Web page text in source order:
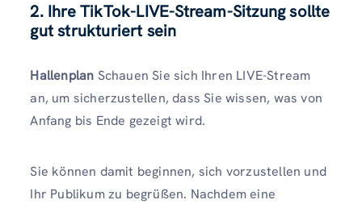
2. Ihre TikTok-LIVE-Stream-Sitzung sollte
gut strukturiert sein
Hallenplan Schauen Sie sich Ihren LIVE-Stream
an, um sicherzustellen, dass Sie wissen, was von
Anfang bis Ende gezeigt wird.
Sie können damit beginnen, sich vorzustellen und
Ihr Publikum zu begrüßen. Nachdem eine